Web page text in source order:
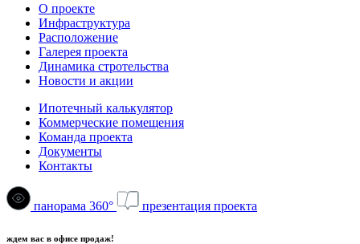
О проекте
Инфраструктура
Расположение
Галерея проекта
Динамика стротельства
Новости и акции
Ипотечный калькулятор
Коммерческие помещения
Команда проекта
Документы
Контакты
панорама 360° презентация проекта
ждем вас в офисе продаж!